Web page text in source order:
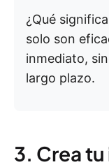
¿Qué
solo son
inmediato,
largo plazo.
3. Crea